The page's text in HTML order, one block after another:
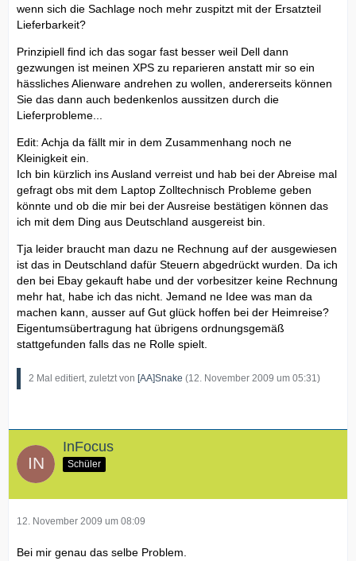
wenn sich die Sachlage noch mehr zuspitzt mit der Ersatzteil
Lieferbarkeit?
Prinzipiell find ich das sogar fast besser weil Dell dann
gezwungen ist meinen XPS zu reparieren anstatt mir so ein
hässliches Alienware andrehen zu wollen, andererseits können
Sie das dann auch bedenkenlos aussitzen durch die
Lieferprobleme...
Edit: Achja da fällt mir in dem Zusammenhang noch ne
Kleinigkeit ein.
Ich bin kürzlich ins Ausland verreist und hab bei der Abreise mal
gefragt obs mit dem Laptop Zolltechnisch Probleme geben
könnte und ob die mir bei der Ausreise bestätigen können das
ich mit dem Ding aus Deutschland ausgereist bin.
Tja leider braucht man dazu ne Rechnung auf der ausgewiesen
ist das in Deutschland dafür Steuern abgedrückt wurden. Da ich
den bei Ebay gekauft habe und der vorbesitzer keine Rechnung
mehr hat, habe ich das nicht. Jemand ne Idee was man da
machen kann, ausser auf Gut glück hoffen bei der Heimreise?
Eigentumsübertragung hat übrigens ordnungsgemäß
stattgefunden falls das ne Rolle spielt.
2 Mal editiert, zuletzt von [AA]Snake (12. November 2009 um 05:31 )
InFocus
Schüler
12. November 2009 um 08:09
Bei mir genau das selbe Problem.